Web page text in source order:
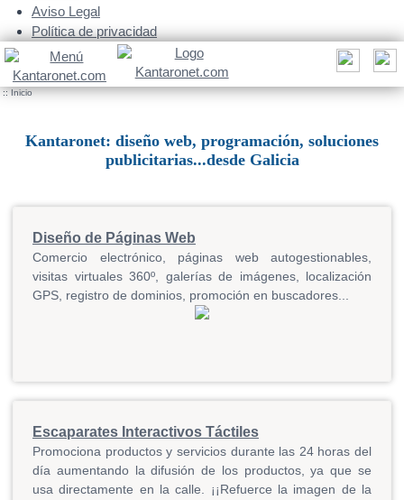
Aviso Legal
Política de privacidad
:: Inicio
Kantaronet: diseño web, programación, soluciones
publicitarias...desde Galicia
Diseño de Páginas Web
Comercio electrónico, páginas web autogestionables,
visitas virtuales 360º, galerías de imágenes, localización
GPS, registro de dominios, promoción en buscadores...
Escaparates Interactivos Táctiles
Promociona productos y servicios durante las 24 horas del
día aumentando la difusión de los productos, ya que se
usa directamente en la calle. ¡¡Refuerce la imagen de la